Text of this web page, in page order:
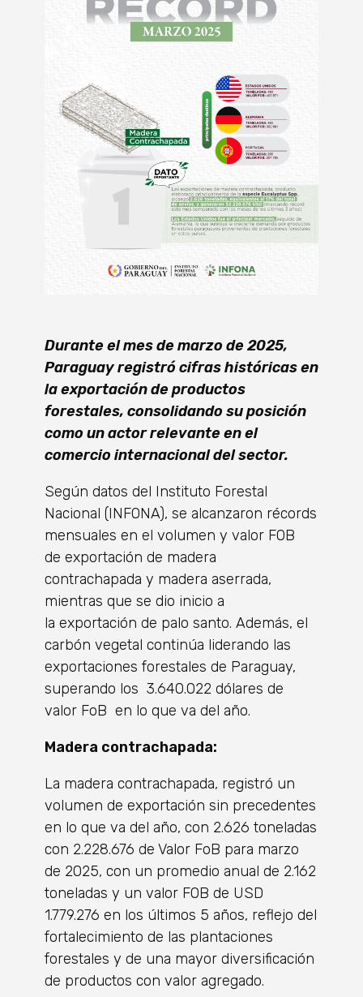
Durante el mes de marzo de 2025,
Paraguay registró cifras históricas en
la exportación de productos
forestales, consolidando su posición
como un actor relevante en el
comercio internacional del sector.
Según datos del Instituto Forestal
Nacional (INFONA), se alcanzaron récords
mensuales en el volumen y valor FOB
de exportación de madera
contrachapada y madera aserrada,
mientras que se dio inicio a
la exportación de palo santo. Además, el
carbón vegetal continúa liderando las
exportaciones forestales de Paraguay,
superando los 3.640.022 dólares de
valor FoB en lo que va del año.
Madera contrachapada:
La madera contrachapada, registró un
volumen de exportación sin precedentes
en lo que va del año, con 2.626 toneladas
con 2.228.676 de Valor FoB para marzo
de 2025, con un promedio anual de 2.162
toneladas y un valor FOB de USD
1.779.276 en los últimos 5 años, reflejo del
fortalecimiento de las plantaciones
forestales y de una mayor diversificación
de productos con valor agregado.